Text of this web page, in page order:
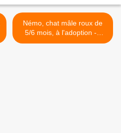
Némo, chat mâle roux de
5/6 mois, à l'adoption ->
adopté >